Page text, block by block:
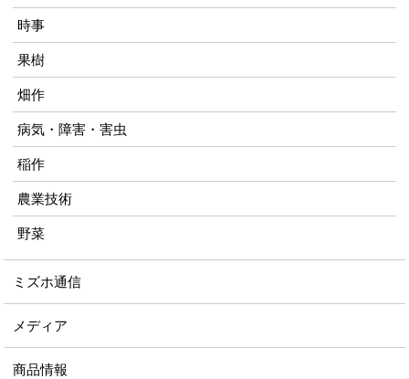
時事
果樹
畑作
病気・障害・害虫
稲作
農業技術
野菜
ミズホ通信
メディア
商品情報